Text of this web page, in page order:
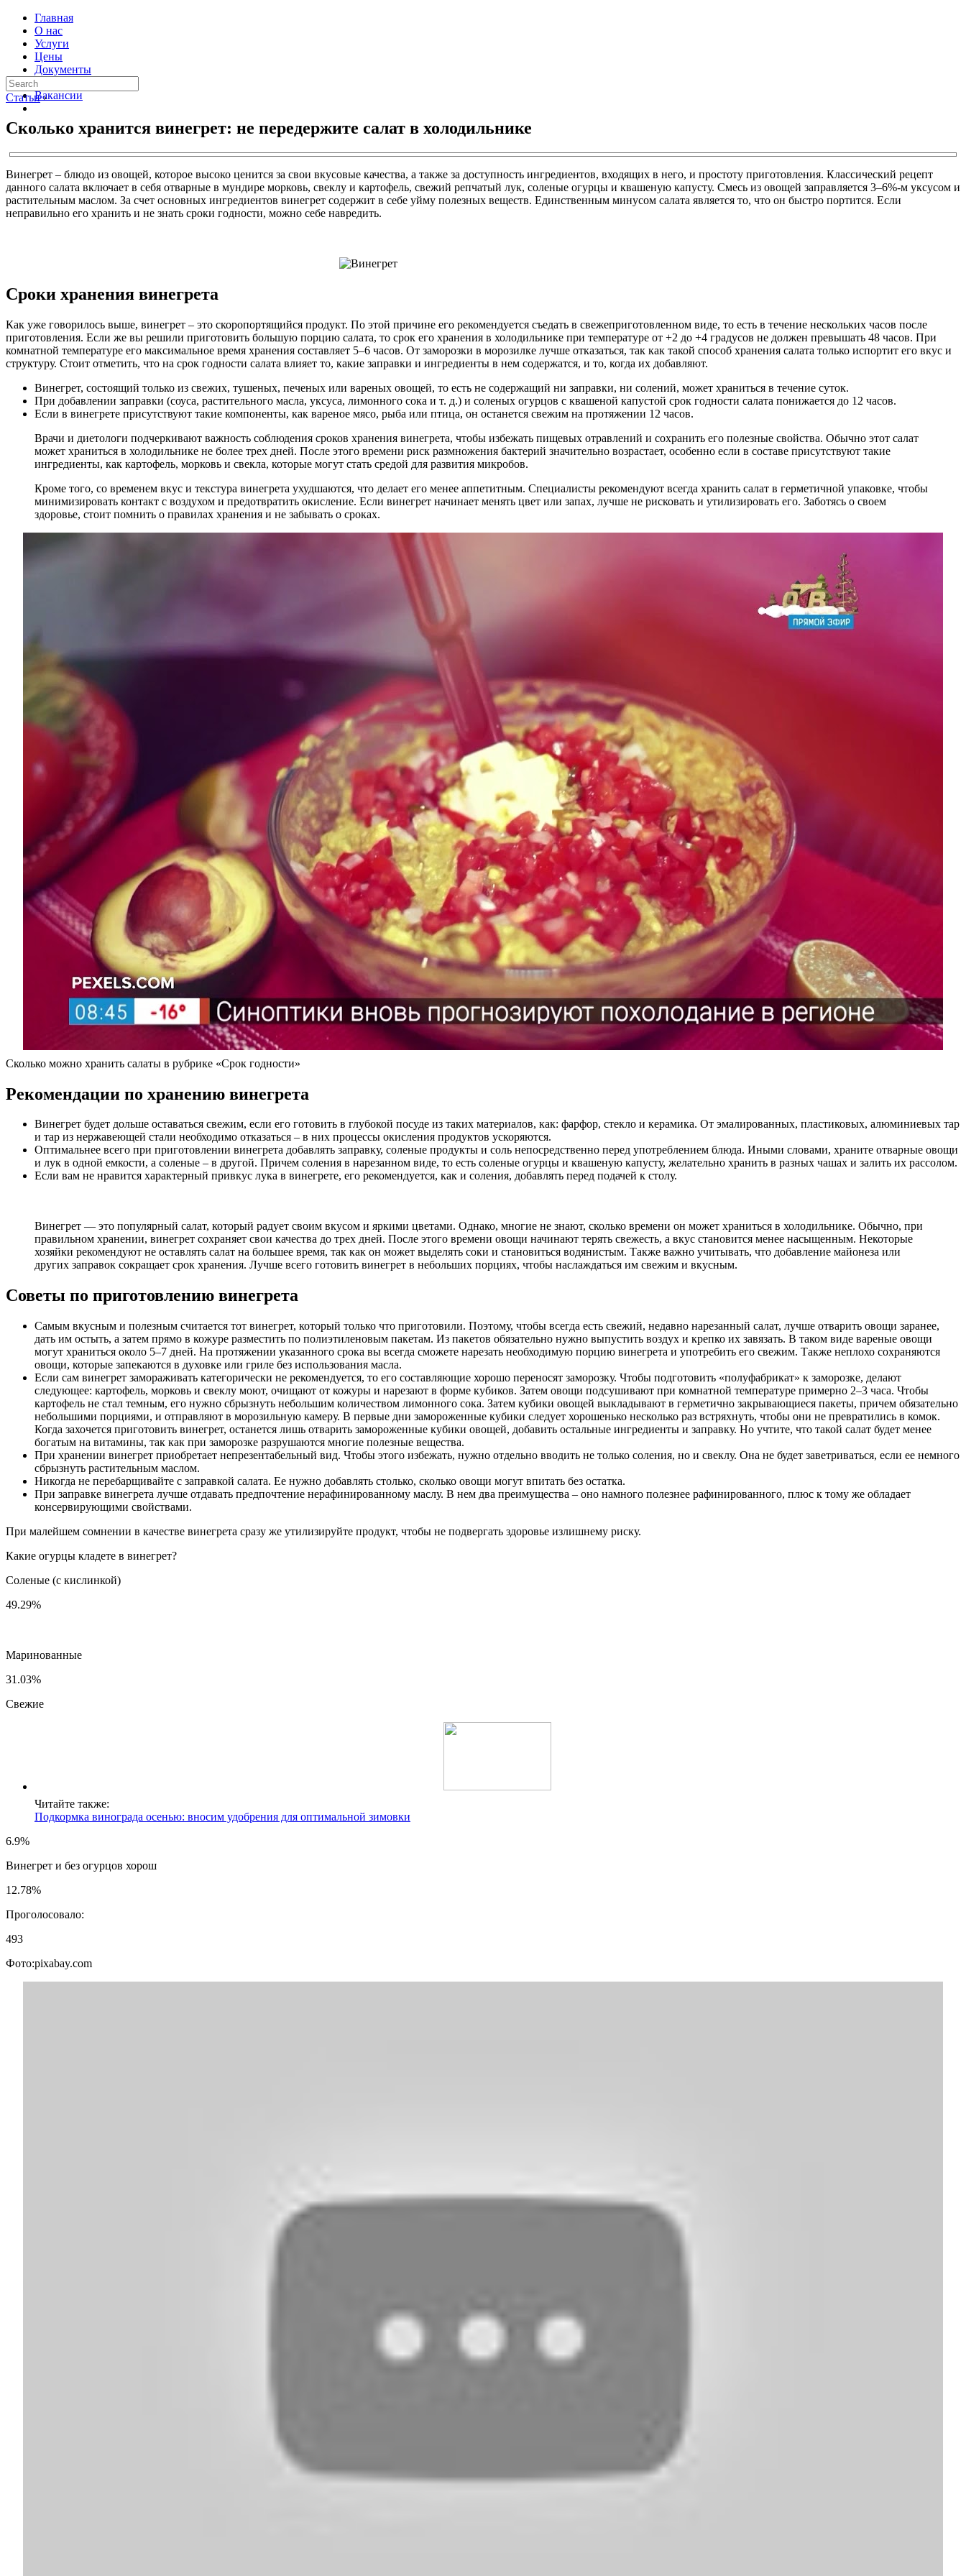
Главная
О нас
Услуги
Цены
Документы
Контакты
Вакансии
Статьи ›
Сколько хранится винегрет: не передержите салат в холодильнике
Винегрет – блюдо из овощей, которое высоко ценится за свои вкусовые качества, а также за доступность ингредиентов, входящих в него, и простоту приготовления. Классический рецепт
данного салата включает в себя отварные в мундире морковь, свеклу и картофель, свежий репчатый лук, соленые огурцы и квашеную капусту. Смесь из овощей заправляется 3–6%-м уксусом и
растительным маслом. За счет основных ингредиентов винегрет содержит в себе уйму полезных веществ. Единственным минусом салата является то, что он быстро портится. Если
неправильно его хранить и не знать сроки годности, можно себе навредить.
Сроки хранения винегрета
Как уже говорилось выше, винегрет – это скоропортящийся продукт. По этой причине его рекомендуется съедать в свежеприготовленном виде, то есть в течение нескольких часов после
приготовления. Если же вы решили приготовить большую порцию салата, то срок его хранения в холодильнике при температуре от +2 до +4 градусов не должен превышать 48 часов. При
комнатной температуре его максимальное время хранения составляет 5–6 часов. От заморозки в морозилке лучше отказаться, так как такой способ хранения салата только испортит его вкус и
структуру. Стоит отметить, что на срок годности салата влияет то, какие заправки и ингредиенты в нем содержатся, и то, когда их добавляют.
Винегрет, состоящий только из свежих, тушеных, печеных или вареных овощей, то есть не содержащий ни заправки, ни солений, может храниться в течение суток.
При добавлении заправки (соуса, растительного масла, уксуса, лимонного сока и т. д.) и соленых огурцов с квашеной капустой срок годности салата понижается до 12 часов.
Если в винегрете присутствуют такие компоненты, как вареное мясо, рыба или птица, он останется свежим на протяжении 12 часов.
Врачи и диетологи подчеркивают важность соблюдения сроков хранения винегрета, чтобы избежать пищевых отравлений и сохранить его полезные свойства. Обычно этот салат
может храниться в холодильнике не более трех дней. После этого времени риск размножения бактерий значительно возрастает, особенно если в составе присутствуют такие
ингредиенты, как картофель, морковь и свекла, которые могут стать средой для развития микробов.
Кроме того, со временем вкус и текстура винегрета ухудшаются, что делает его менее аппетитным. Специалисты рекомендуют всегда хранить салат в герметичной упаковке, чтобы
минимизировать контакт с воздухом и предотвратить окисление. Если винегрет начинает менять цвет или запах, лучше не рисковать и утилизировать его. Заботясь о своем
здоровье, стоит помнить о правилах хранения и не забывать о сроках.
Сколько можно хранить салаты в рубрике «Срок годности»
Рекомендации по хранению винегрета
Винегрет будет дольше оставаться свежим, если его готовить в глубокой посуде из таких материалов, как: фарфор, стекло и керамика. От эмалированных, пластиковых, алюминиевых тар
и тар из нержавеющей стали необходимо отказаться – в них процессы окисления продуктов ускоряются.
Оптимальнее всего при приготовлении винегрета добавлять заправку, соленые продукты и соль непосредственно перед употреблением блюда. Иными словами, храните отварные овощи
и лук в одной емкости, а соленые – в другой. Причем соления в нарезанном виде, то есть соленые огурцы и квашеную капусту, желательно хранить в разных чашах и залить их рассолом.
Если вам не нравится характерный привкус лука в винегрете, его рекомендуется, как и соления, добавлять перед подачей к столу.
Винегрет — это популярный салат, который радует своим вкусом и яркими цветами. Однако, многие не знают, сколько времени он может храниться в холодильнике. Обычно, при
правильном хранении, винегрет сохраняет свои качества до трех дней. После этого времени овощи начинают терять свежесть, а вкус становится менее насыщенным. Некоторые
хозяйки рекомендуют не оставлять салат на большее время, так как он может выделять соки и становиться водянистым. Также важно учитывать, что добавление майонеза или
других заправок сокращает срок хранения. Лучше всего готовить винегрет в небольших порциях, чтобы наслаждаться им свежим и вкусным.
Советы по приготовлению винегрета
Самым вкусным и полезным считается тот винегрет, который только что приготовили. Поэтому, чтобы всегда есть свежий, недавно нарезанный салат, лучше отварить овощи заранее,
дать им остыть, а затем прямо в кожуре разместить по полиэтиленовым пакетам. Из пакетов обязательно нужно выпустить воздух и крепко их завязать. В таком виде вареные овощи
могут храниться около 5–7 дней. На протяжении указанного срока вы всегда сможете нарезать необходимую порцию винегрета и употребить его свежим. Также неплохо сохраняются
овощи, которые запекаются в духовке или гриле без использования масла.
Если сам винегрет замораживать категорически не рекомендуется, то его составляющие хорошо переносят заморозку. Чтобы подготовить «полуфабрикат» к заморозке, делают
следующее: картофель, морковь и свеклу моют, очищают от кожуры и нарезают в форме кубиков. Затем овощи подсушивают при комнатной температуре примерно 2–3 часа. Чтобы
картофель не стал темным, его нужно сбрызнуть небольшим количеством лимонного сока. Затем кубики овощей выкладывают в герметично закрывающиеся пакеты, причем обязательно
небольшими порциями, и отправляют в морозильную камеру. В первые дни замороженные кубики следует хорошенько несколько раз встряхнуть, чтобы они не превратились в комок.
Когда захочется приготовить винегрет, останется лишь отварить замороженные кубики овощей, добавить остальные ингредиенты и заправку. Но учтите, что такой салат будет менее
богатым на витамины, так как при заморозке разрушаются многие полезные вещества.
При хранении винегрет приобретает непрезентабельный вид. Чтобы этого избежать, нужно отдельно вводить не только соления, но и свеклу. Она не будет заветриваться, если ее немного
сбрызнуть растительным маслом.
Никогда не перебарщивайте с заправкой салата. Ее нужно добавлять столько, сколько овощи могут впитать без остатка.
При заправке винегрета лучше отдавать предпочтение нерафинированному маслу. В нем два преимущества – оно намного полезнее рафинированного, плюс к тому же обладает
консервирующими свойствами.
При малейшем сомнении в качестве винегрета сразу же утилизируйте продукт, чтобы не подвергать здоровье излишнему риску.
Какие огурцы кладете в винегрет?
Соленые (с кислинкой)
49.29%
Маринованные
31.03%
Свежие
Читайте также:
Подкормка винограда осенью: вносим удобрения для оптимальной зимовки
6.9%
Винегрет и без огурцов хорош
12.78%
Проголосовало:
493
Фото:pixabay.com